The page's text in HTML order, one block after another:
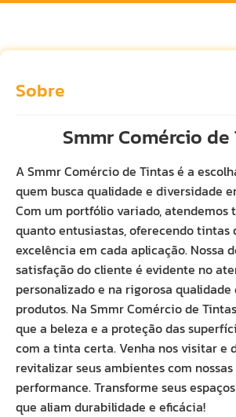
Sobre
Smmr Comércio
A Smmr Comércio de Tintas é a
quem busca qualidade e diversidade
Com um portfólio variado, atendemos
quanto entusiastas, oferecendo tintas
excelência em cada aplicação. Nossa
satisfação do cliente é evidente no
personalizado e na rigorosa qualidade
produtos. Na Smmr Comércio de
que a beleza e a proteção das
com a tinta certa. Venha nos visitar e
revitalizar seus ambientes com
performance. Transforme seus
que aliam durabilidade e eficácia!